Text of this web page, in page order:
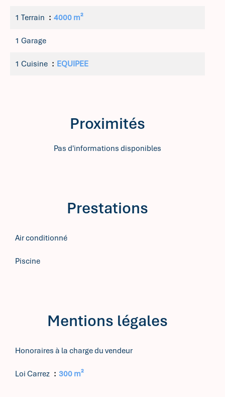
1 Terrain 4000 m²
1 Garage
1 Cuisine EQUIPEE
Proximités
Pas d'informations disponibles
Prestations
Air conditionné
Piscine
Mentions légales
Honoraires à la charge du vendeur
Loi Carrez 300 m²